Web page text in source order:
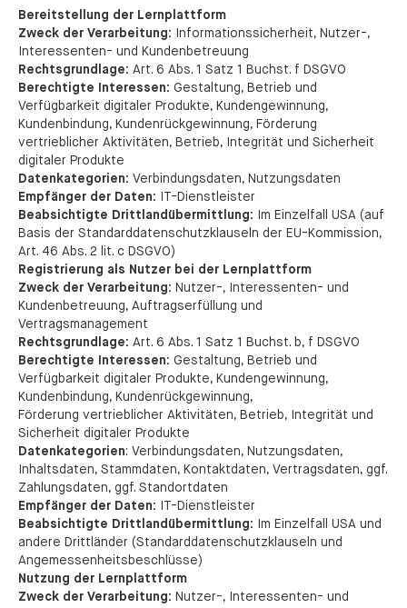
Bereitstellung der Lernplattform
Zweck der Verarbeitung: Informationssicherheit, Nutzer-,
Interessenten- und Kundenbetreuung
Rechtsgrundlage: Art. 6 Abs. 1 Satz 1 Buchst. f DSGVO
Berechtigte Interessen: Gestaltung, Betrieb und
Verfügbarkeit digitaler Produkte, Kundengewinnung,
Kundenbindung, Kundenrückgewinnung, Förderung
vertrieblicher Aktivitäten, Betrieb, Integrität und Sicherheit
digitaler Produkte
Datenkategorien: Verbindungsdaten, Nutzungsdaten
Empfänger der Daten: IT-Dienstleister
Beabsichtigte Drittlandübermittlung: Im Einzelfall USA (auf
Basis der Standarddatenschutzklauseln der EU-Kommission,
Art. 46 Abs. 2 lit. c DSGVO)
Registrierung als Nutzer bei der Lernplattform
Zweck der Verarbeitung: Nutzer-, Interessenten- und
Kundenbetreuung, Auftragserfüllung und
Vertragsmanagement
Rechtsgrundlage: Art. 6 Abs. 1 Satz 1 Buchst. b, f DSGVO
Berechtigte Interessen: Gestaltung, Betrieb und
Verfügbarkeit digitaler Produkte, Kundengewinnung,
Kundenbindung, Kundenrückgewinnung,
Förderung vertrieblicher Aktivitäten, Betrieb, Integrität und
Sicherheit digitaler Produkte
Datenkategorien: Verbindungsdaten, Nutzungsdaten,
Inhaltsdaten, Stammdaten, Kontaktdaten, Vertragsdaten, ggf.
Zahlungsdaten, ggf. Standortdaten
Empfänger der Daten: IT-Dienstleister
Beabsichtigte Drittlandübermittlung:
Im Einzelfall USA und
andere Drittländer (Standarddatenschutzklauseln und
Angemessenheitsbeschlüsse)
Nutzung der Lernplattform
Zweck der Verarbeitung: Nutzer-, Interessenten- und